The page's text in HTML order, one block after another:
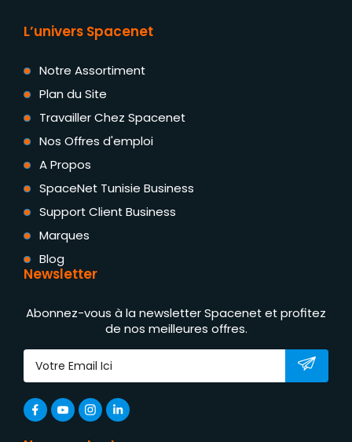
L’univers Spacenet
Notre Assortiment
Plan du Site
Travailler Chez Spacenet
Nos Offres d'emploi
A Propos
SpaceNet Tunisie Business
Support Client Business
Marques
Blog
Newsletter
Abonnez-vous à la newsletter Spacenet et profitez
de nos meilleures offres.